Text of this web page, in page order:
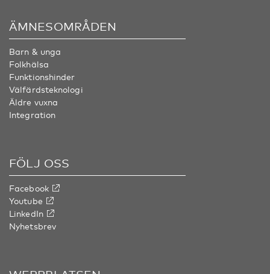
ÄMNESOMRÅDEN
Barn & unga
Folkhälsa
Funktionshinder
Välfärdsteknologi
Äldre vuxna
Integration
FÖLJ OSS
Facebook
Youtube
LinkedIn
Nyhetsbrev